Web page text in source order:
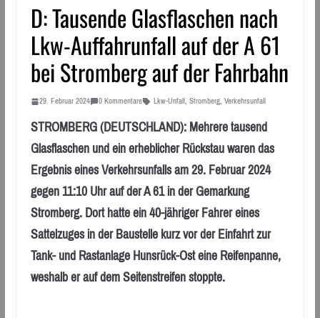
D: Tausende Glasflaschen nach
Lkw-Auffahrunfall auf der A 61
bei Stromberg auf der Fahrbahn
29. Februar 2024 0 Kommentare Lkw-Unfall, Stromberg, Verkehrsunfall
STROMBERG (DEUTSCHLAND): Mehrere tausend
Glasflaschen und ein erheblicher Rückstau waren das
Ergebnis eines Verkehrsunfalls am 29. Februar 2024
gegen 11:10 Uhr auf der A 61 in der Gemarkung
Stromberg. Dort hatte ein 40-jähriger Fahrer eines
Sattelzuges in der Baustelle kurz vor der Einfahrt zur
Tank- und Rastanlage Hunsrück-Ost eine Reifenpanne,
weshalb er auf dem Seitenstreifen stoppte.